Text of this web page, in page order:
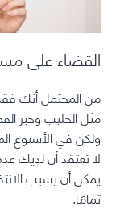
القضاء على
من المحتمل أنك
مثل الحليب وخبز
ولكن في الأسبوع
لا تعتقد أن لديك
يمكن أن يسبب
تمامًا.